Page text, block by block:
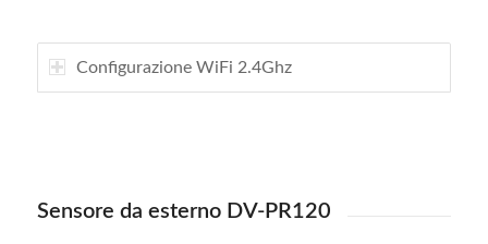
Configurazione WiFi 2.4Ghz
Sensore da esterno DV-PR120